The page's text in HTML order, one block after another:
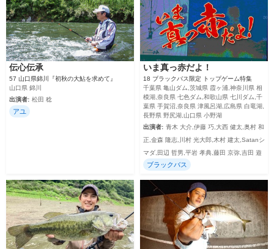
伝心伝承
57 山口県錦川『初秋の大鮎を求めて』
山口県 錦川
出演者: 松田 稔
アユ
いま真っ赤だよ！
18 ブラックバス限定 トップゲーム特集
千葉県 亀山ダム,茨城県 霞ヶ浦,神奈川県 相
模湖,奈良県 七色ダム,和歌山県 七川ダム,千
葉県 手賀沼,奈良県 津風呂湖,広島県 白竜湖,
長野県 野尻湖,山口県 小野湖
出演者: 青木 大介,伊藤 巧,大西 健太,奥村 和
正,金森 隆志,川村 光大郎,木村 建太,Satanシ
マダ,田辺 哲男,平岩 孝典,藤田 京弥,吉田 遊
ブラックバス